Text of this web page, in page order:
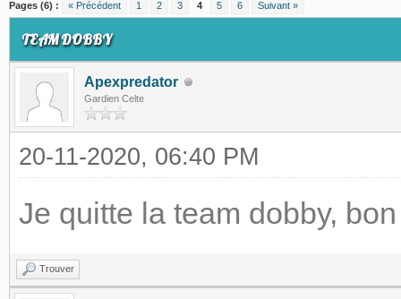
Pages (6) : « Précédent 1 2 3 4 5 6 Suivant »
TEAM DOBBY
Apexpredator
Gardien Celte
20-11-2020, 06:40 PM
Je quitte la team dobby,
Trouver